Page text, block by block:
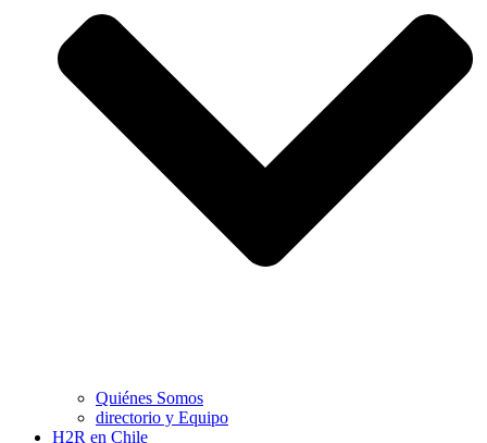
Quiénes Somos
directorio y Equipo
H2R en Chile